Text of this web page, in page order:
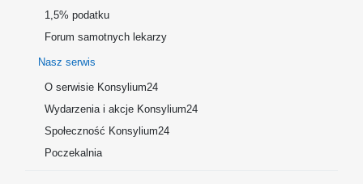
1,5% podatku
Forum samotnych lekarzy
Nasz serwis
O serwisie Konsylium24
Wydarzenia i akcje Konsylium24
Społeczność Konsylium24
Poczekalnia